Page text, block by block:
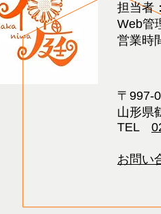
担当者
Web管
営業時
〒
山形県
TEL
お問い